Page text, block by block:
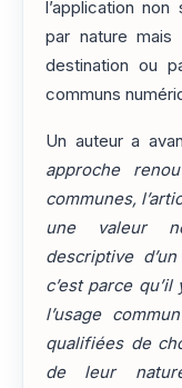
l’application
par nature mais
destination ou
communs
Un auteur a
approche
communes,
une valeur
descriptive
c’est parce
l’usage
qualifiées de
de leur